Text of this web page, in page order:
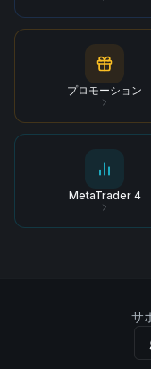
プロモーション
MetaTrader 4
サ